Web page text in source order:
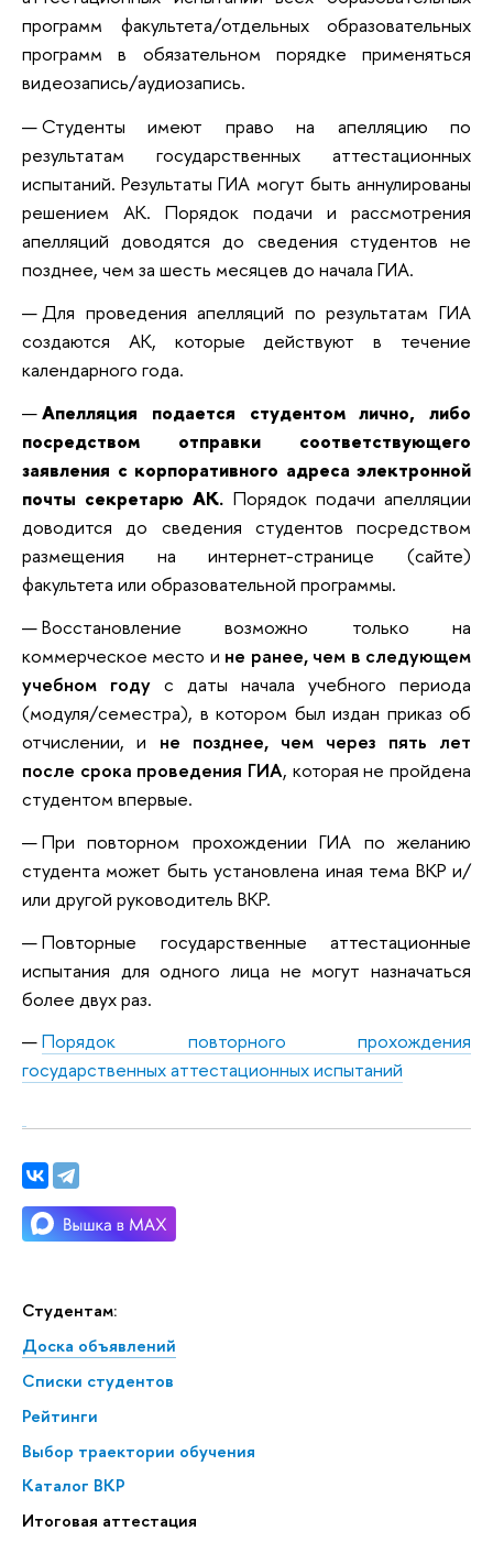
Студентам:
Доска объявлений
Списки студентов
Рейтинги
Выбор траектории обучения
Каталог ВКР
Итоговая аттестация
программ факультета/отдельных образовательных
программ в обязательном порядке применяться
видеозапись/аудиозапись.
Студенты имеют право на апелляцию по
результатам государственных аттестационных
испытаний. Результаты ГИА могут быть аннулированы
решением АК. Порядок подачи и рассмотрения
апелляций доводятся до сведения студентов не
позднее, чем за шесть месяцев до начала ГИА.
Для проведения апелляций по результатам ГИА
создаются АК, которые действуют в течение
календарного года.
Апелляция подается студентом лично, либо
посредством отправки соответствующего
заявления с корпоративного адреса электронной
почты секретарю АК. Порядок подачи апелляции
доводится до сведения студентов посредством
размещения на интернет-странице (сайте)
факультета или образовательной программы.
Восстановление возможно только на
коммерческое место и не ранее, чем в следующем
учебном году с даты начала учебного периода
(модуля/семестра), в котором был издан приказ об
отчислении, и не позднее, чем через пять лет
после срока проведения ГИА, которая не пройдена
студентом впервые.
При повторном прохождении ГИА по желанию
студента может быть установлена иная тема ВКР и/
или другой руководитель ВКР.
Повторные государственные аттестационные
испытания для одного лица не могут назначаться
более двух раз.
Порядок повторного прохождения
государственных аттестационных испытаний